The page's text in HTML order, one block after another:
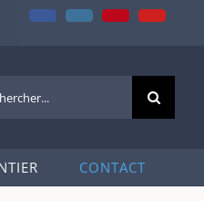
FacebookInstagram
Pinterest
CONTACT